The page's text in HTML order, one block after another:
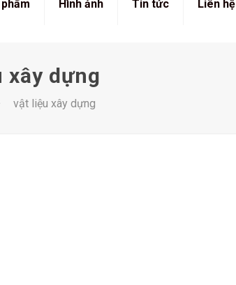
Hình ảnh Tin tức Liên hệ
xây dựng
vật liệu xây dựng